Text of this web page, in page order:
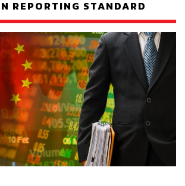
REPORTING STANDARD